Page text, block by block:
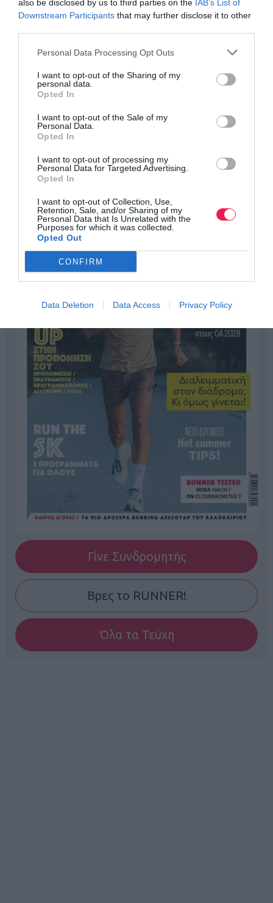
also be disclosed by us to third parties on the IAB’s List of
Downstream Participants that may further disclose it to other
Personal Data Processing Opt Outs
I want to opt-out of the Sharing of my
personal data.
Opted In
I want to opt-out of the Sale of my
Personal Data.
Opted In
I want to opt-out of processing my
Personal Data for Targeted Advertising.
Opted In
I want to opt-out of Collection, Use,
Retention, Sale, and/or Sharing of my
Personal Data that Is Unrelated with the
Purposes for which it was collected.
Opted Out
CONFIRM
Data Deletion Data Access Privacy Policy
Γίνε Συνδρομητής
Βρες το RUNNER!
Όλα τα Τεύχη